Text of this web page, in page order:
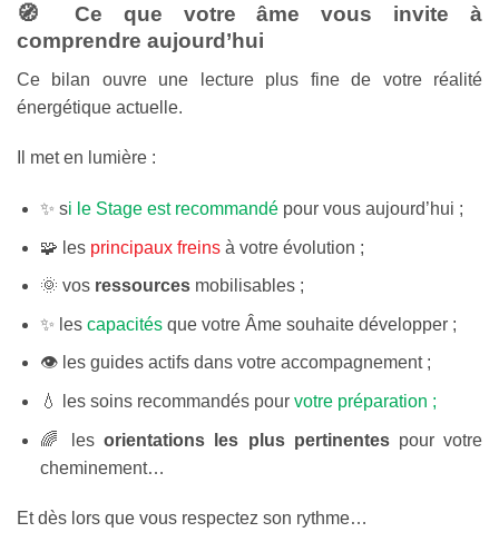
🧭 Ce que votre âme vous invite à
comprendre aujourd’hui
Ce bilan ouvre une lecture plus fine de votre réalité
énergétique actuelle.
Il met en lumière :
✨ si le Stage est recommandépour vous aujourd’hui ;
🧩 lesprincipaux freinsà votre évolution ;
🌞 vos ressourcesmobilisables ;
✨ les capacitésque votre Âme souhaite développer ;
👁️ les guides actifs dans votre accompagnement ;
💧 les soins recommandés pour votre préparation ;
🌈 lesorientations les plus pertinentespour votre
cheminement…
Et dès lors que vous respectez son rythme…